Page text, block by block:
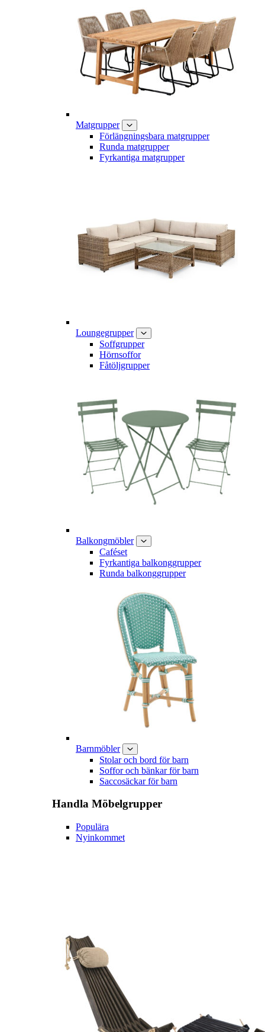
Matgrupper
Förlängningsbara matgrupper
Runda matgrupper
Fyrkantiga matgrupper
Loungegrupper
Soffgrupper
Hörnsoffor
Fåtöljgrupper
Balkongmöbler
Caféset
Fyrkantiga balkonggrupper
Runda balkonggrupper
Barnmöbler
Stolar och bord för barn
Soffor och bänkar för barn
Saccosäckar för barn
Handla Möbelgrupper
Populära
Nyinkommet